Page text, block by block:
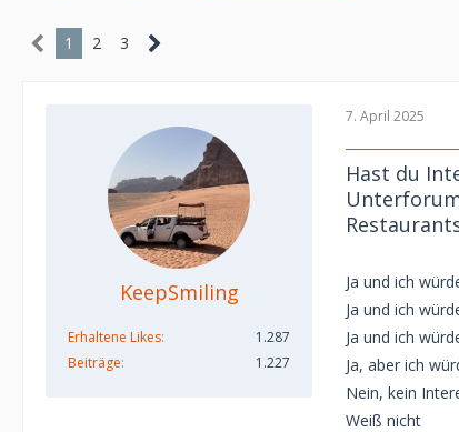
1 2 3
KeepSmiling
Erhaltene Likes
1.287
Beiträge
1.227
7. April 2025
Hast du
Ja und ich
Ja und ich
Ja und ich
Ja, aber ich
Nein, kein
Weiß nicht